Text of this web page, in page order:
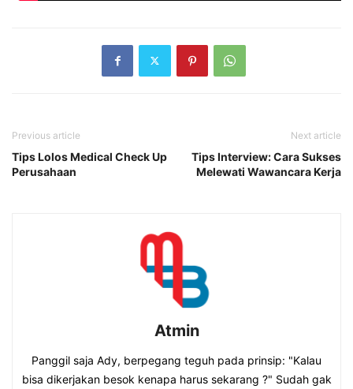
Previous article
Tips Lolos Medical Check Up
Perusahaan
Next article
Tips Interview: Cara Sukses
Melewati Wawancara Kerja
Atmin
Panggil saja Ady, berpegang teguh pada prinsip: "Kalau
bisa dikerjakan besok kenapa harus sekarang ?" Sudah gak